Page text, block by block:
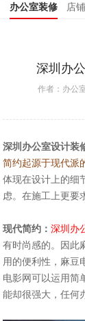
办公室装修 店
深圳办
作者： 办公
深圳 办公室设计装
简约起源于现代派的
体现在设计上的细节
虑。在施工上更
现代简约：深圳办
有时尚感的。因
用的便利性，麻
电影网可以运用简单
能却很强大，任何